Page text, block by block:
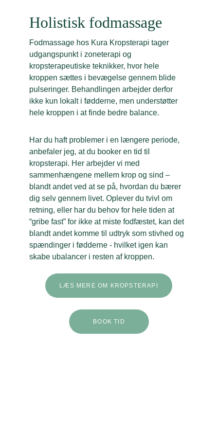
Holistisk fodmassage
Fodmassage hos Kura Kropsterapi tager
udgangspunkt i zoneterapi og
kropsterapeutiske teknikker, hvor hele
kroppen sættes i bevægelse gennem blide
pulseringer. Behandlingen arbejder derfor
ikke kun lokalt i fødderne, men understøtter
hele kroppen i at finde bedre balance.
Har du haft problemer i en længere periode,
anbefaler jeg, at du booker en tid til
kropsterapi. Her arbejder vi med
sammenhængene mellem krop og sind –
blandt andet ved at se på, hvordan du bærer
dig selv gennem livet. Oplever du tvivl om
retning, eller har du behov for hele tiden at
“gribe fast” for ikke at miste fodfæstet, kan det
blandt andet komme til udtryk som stivhed og
spændinger i fødderne - hvilket igen kan
skabe ubalancer i resten af kroppen.
LÆS MERE OM KROPSTERAPI
BOOK TID